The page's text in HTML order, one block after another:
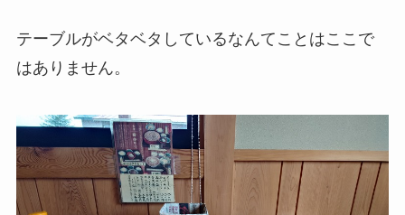
テーブルがベタベタしているなんてことはここで
はありません。